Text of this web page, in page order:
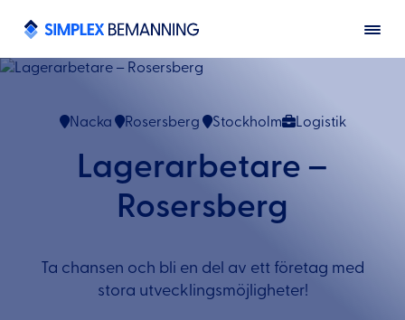
Nacka Rosersberg Stockholm Logistik
Lagerarbetare –
Rosersberg
Ta chansen och bli en del av ett företag med
stora utvecklingsmöjligheter!